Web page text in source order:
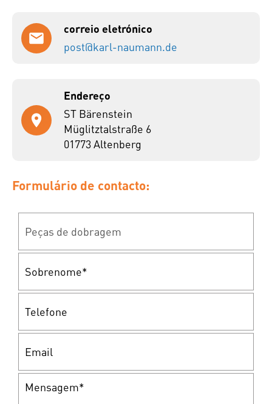
correio eletrónico
post@karl-naumann.de
Endereço
ST Bärenstein
Müglitztalstraße 6
01773 Altenberg
Formulário de contacto: